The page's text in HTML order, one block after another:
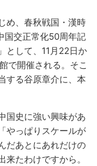
め、春秋戦国・漢時
国交正常化50周年記
として、11月22日か
で開催される。そこ
する谷原章介に、本
国史に強い興味があ
やっぱりスケールが
だあとにあれだけの
たわけですから。